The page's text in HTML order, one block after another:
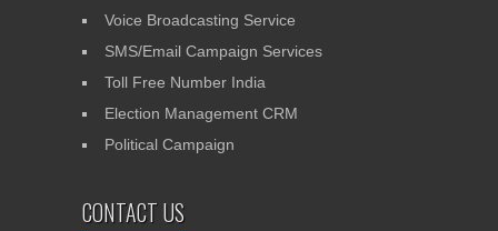
Voice Broadcasting Service
SMS/Email Campaign Services
Toll Free Number India
Election Management CRM
Political Campaign
CONTACT US